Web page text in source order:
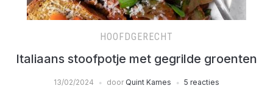
HOOFDGERECHT
Italiaans stoofpotje met gegrilde groenten
13/02/2024 door Quint Kames 5 reacties